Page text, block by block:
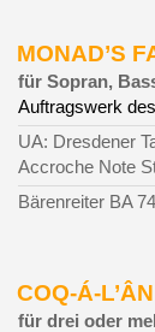
MONAD’S
für Sopran,
Auftragswerk
UA: Dresdener
Accroche Note
Bärenreiter BA
COQ-Á-
für drei oder